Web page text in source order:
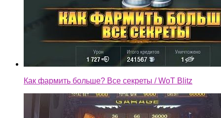
Как фармить больше? Все секреты / WoT Blitz